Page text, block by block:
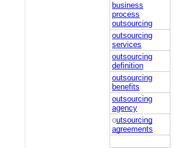
business
process
outsourcing
outsourcing
services
outsourcing
definition
outsourcing
benefits
outsourcing
agency
outsourcing
agreements